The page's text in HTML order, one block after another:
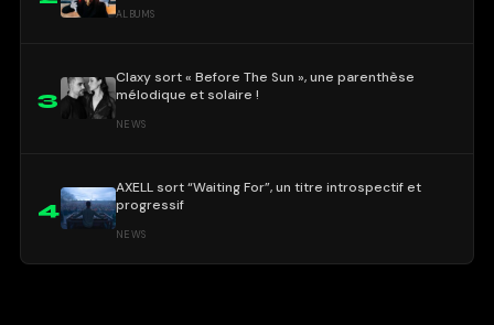
ALBUMS
3
Claxy sort « Before The Sun », une parenthèse
mélodique et solaire !
NEWS
4
AXELL sort “Waiting For”, un titre introspectif et
progressif
NEWS